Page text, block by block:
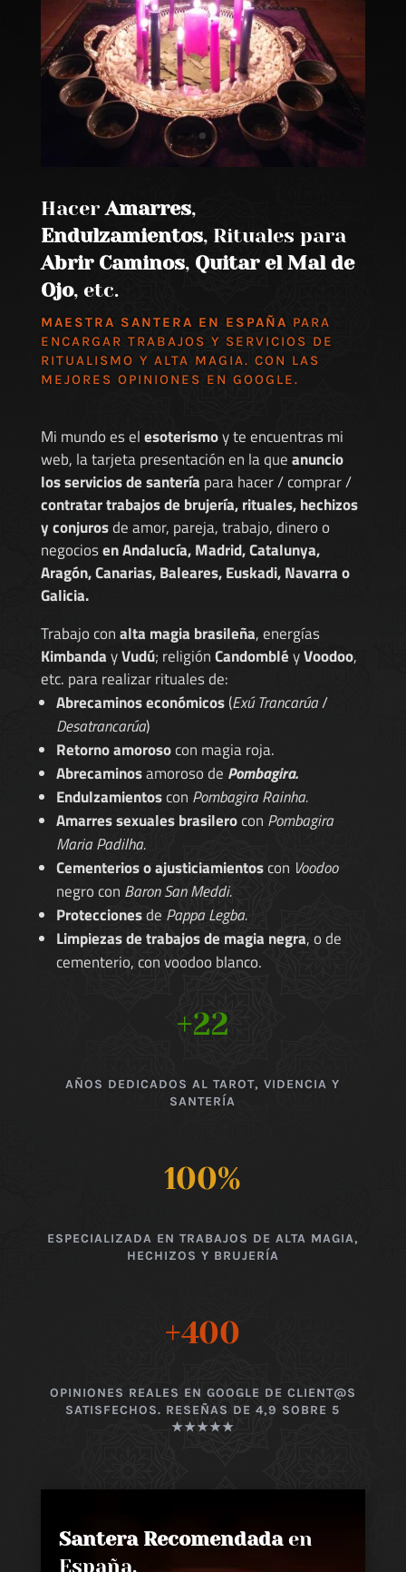
Hacer Amarres,
Endulzamientos, Rituales para
Abrir Caminos, Quitar el Mal de
Ojo, etc.
MAESTRA SANTERA EN ESPAÑA PARA
ENCARGAR TRABAJOS Y SERVICIOS DE
RITUALISMO Y ALTA MAGIA. CON LAS
MEJORES OPINIONES EN GOOGLE.
Mi mundo es elesoterismoy te encuentras mi
web, la tarjeta presentación en la queanuncio
los servicios de santería para hacer / comprar /
contratar trabajos de brujería, rituales, hechizos
y conjurosde amor, pareja, trabajo, dinero o
negociosen Andalucía, Madrid, Catalunya,
Aragón, Canarias, Baleares, Euskadi, Navarra o
Galicia.
Trabajo conalta magia brasileña, energías
KimbandayVudú; religiónCandombléyVoodoo,
etc. para realizar rituales de:
Abrecaminos económicos(Exú Trancarúa/
Desatrancarúa)
Retorno amorosocon magia roja.
Abrecaminosamoroso de Pombagira.
Endulzamientoscon Pombagira Rainha.
Amarres sexuales brasilerocon Pombagira
Maria Padilha.
Cementerios o ajusticiamientoscon Voodoo
negro con Baron San Meddi.
Proteccionesde Pappa Legba.
Limpiezas de trabajos de magia negra, o de
cementerio, con voodoo blanco.
+22
AÑOS DEDICADOS AL TAROT, VIDENCIA Y
SANTERÍA
100%
ESPECIALIZADA EN TRABAJOS DE ALTA MAGIA,
HECHIZOS Y BRUJERÍA
+400
OPINIONES REALES EN GOOGLE DE CLIENT@S
SATISFECHOS. RESEÑAS DE 4,9 SOBRE 5
★★★★★
Santera Recomendadaen
España,